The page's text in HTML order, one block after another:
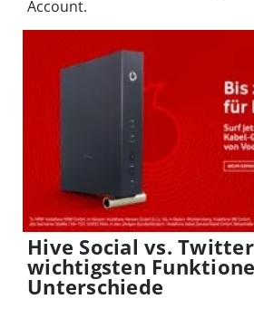
Account.
Hive Social vs.
wichtigsten
Unterschiede